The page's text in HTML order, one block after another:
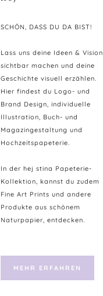
SCHÖN, DASS DU DA BIST!
Lass uns deine Ideen & Vision
sichtbar machen und deine
Geschichte visuell erzählen.
Hier findest du Logo- und
Brand Design, individuelle
Illustration, Buch- und
Magazingestaltung und
Hochzeitspapeterie.
In der hej stina Papeterie-
Kollektion, kannst du zudem
Fine Art Prints und andere
Produkte aus schönem
Naturpapier, entdecken.
MEHR ERFAHREN